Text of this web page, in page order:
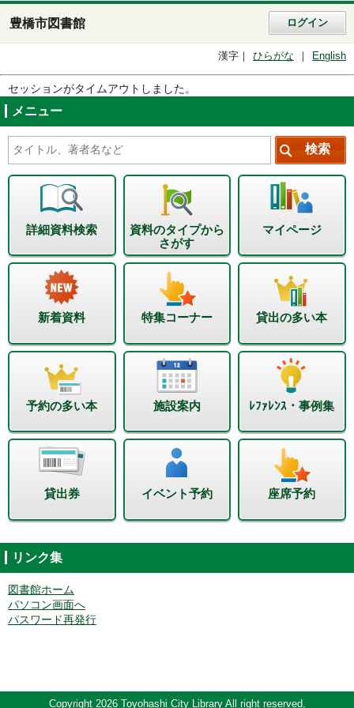
豊橋市図書館 ログイン
漢字 ひらがな English
セッションがタイムアウトしました。
メニュー
詳細資料検索
資料のタイプから
さがす
マイページ
新着資料 特集コーナー 貸出の多い本
予約の多い本 施設案内 ﾚﾌｧﾚﾝｽ・事例集
貸出券 イベント予約 座席予約
リンク集
図書館ホーム
パソコン画面へ
パスワード再発行
Copyright 2026 Toyohashi City Library All right reserved.